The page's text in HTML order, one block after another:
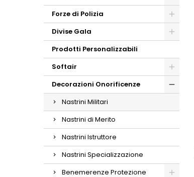
Forze di Polizia
Divise Gala
Prodotti Personalizzabili
Softair
Decorazioni Onorificenze
Nastrini Militari
Nastrini di Merito
Nastrini Istruttore
Nastrini Specializzazione
Benemerenze Protezione